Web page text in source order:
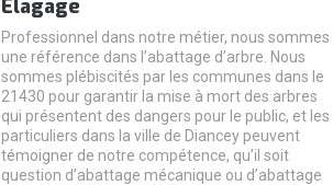
Elagage
Professionnel dans notre métier, nous sommes
une référence dans l’abattage d’arbre. Nous
sommes plébiscités par les communes dans le
21430 pour garantir la mise à mort des arbres
qui présentent des dangers pour le public, et les
particuliers dans la ville de Diancey peuvent
témoigner de notre compétence, qu’il soit
question d’abattage mécanique ou d’abattage